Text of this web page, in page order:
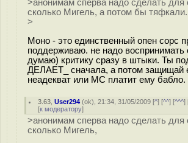
>анонимам сперва надо сделать для
сколько Мигель, а потом бы тяфкали.
>
Моно - это единственный опен сорс
поддерживаю. не надо воспринимать
думаю) критику сразу в штыки. Ты
ДЕЛАЕТ_ сначала, а потом защищай
неадекват или МС платит ему бабло.
3.63 ,User294 (ok), 21:34, 31/05/2009 [^] [^^] [^^^]
[к модератору]
>анонимам сперва надо сделать для
сколько Мигель,